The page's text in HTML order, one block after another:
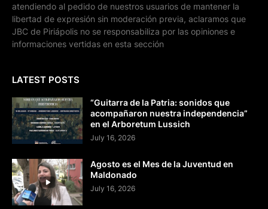
atendiendo al pedido de nuestros usuarios de mantener la
libertad de expresión sin moderación previa, aclaramos que
JBC de Piriápolis no se responsabiliza por las opiniones e
informaciones vertidas en esta sección
LATEST POSTS
“Guitarra de la Patria: sonidos que
acompañaron nuestra independencia”
en el Arboretum Lussich
July 16, 2026
Agosto es el Mes de la Juventud en
Maldonado
July 16, 2026